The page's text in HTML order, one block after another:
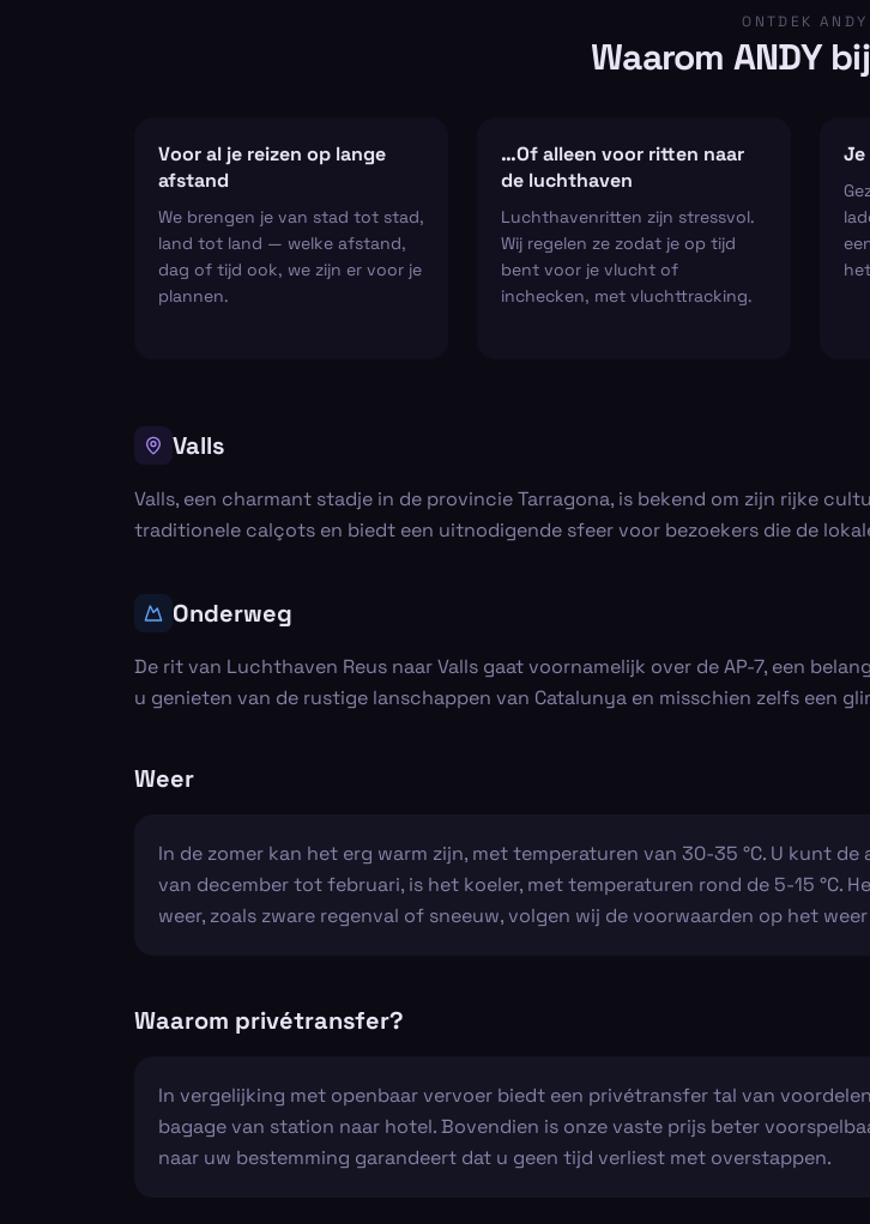
ONTDEK ANDY
Waarom ANDY
Voor al je reizen op lange
afstand
We brengen je van stad tot stad,
land tot land — welke afstand,
dag of tijd ook, we zijn er voor je
plannen.
…Of alleen voor ritten naar
de luchthaven
Luchthavenritten zijn stressvol.
Wij regelen ze zodat je op tijd
bent voor je vlucht of
inchecken, met vluchttracking.
Je
Valls
Valls, een charmant stadje in de provincie Tarragona, is bekend om zijn rijke
traditionele calçots en biedt een uitnodigende sfeer voor bezoekers die de
Onderweg
De rit van Luchthaven Reus naar Valls gaat voornamelijk over de AP-7, een
u genieten van de rustige lanschappen van Catalunya en misschien zelfs een
Weer
In de zomer kan het erg warm zijn, met temperaturen van 30-35 °C. U kunt
van december tot februari, is het koeler, met temperaturen rond de 5-15 °C.
weer, zoals zware regenval of sneeuw, volgen wij de voorwaarden op het
Waarom privétransfer?
In vergelijking met openbaar vervoer biedt een privétransfer tal van
bagage van station naar hotel. Bovendien is onze vaste prijs beter
naar uw bestemming garandeert dat u geen tijd verliest met overstappen.